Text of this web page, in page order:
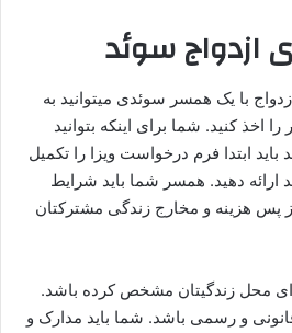
ازدواجسوئد
با یک همسر سوئدی میتوانید به
اخذ کنید. شما برای اینکه بتوانید
باید ابتدا فرم درخواست ویزا را تکمیل
ارائه دهید. همسر شما باید شرایط
پس هزینه و مخارج زندگی مشترکتان
محل زندگیتان مشخص کرده باشد.
و رسمی باشد. شما باید مدارک و